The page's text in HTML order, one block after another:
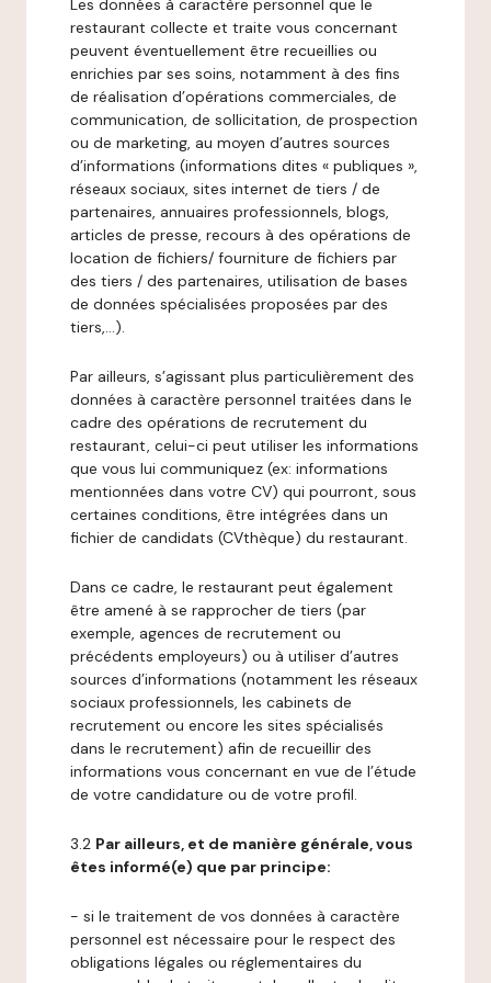
Les données à caractère personnel que le
restaurant collecte et traite vous concernant
peuvent éventuellement être recueillies ou
enrichies par ses soins, notamment à des fins
de réalisation d’opérations commerciales, de
communication, de sollicitation, de prospection
ou de marketing, au moyen d’autres sources
d’informations (informations dites « publiques »,
réseaux sociaux, sites internet de tiers / de
partenaires, annuaires professionnels, blogs,
articles de presse, recours à des opérations de
location de fichiers/ fourniture de fichiers par
des tiers / des partenaires, utilisation de bases
de données spécialisées proposées par des
tiers,…).
Par ailleurs, s’agissant plus particulièrement des
données à caractère personnel traitées dans le
cadre des opérations de recrutement du
restaurant, celui-ci peut utiliser les informations
que vous lui communiquez (ex: informations
mentionnées dans votre CV) qui pourront, sous
certaines conditions, être intégrées dans un
fichier de candidats (CVthèque) du restaurant.
Dans ce cadre, le restaurant peut également
être amené à se rapprocher de tiers (par
exemple, agences de recrutement ou
précédents employeurs) ou à utiliser d’autres
sources d’informations (notamment les réseaux
sociaux professionnels, les cabinets de
recrutement ou encore les sites spécialisés
dans le recrutement) afin de recueillir des
informations vous concernant en vue de l’étude
de votre candidature ou de votre profil.
3.2 Par ailleurs, et de manière générale, vous
êtes informé(e) que par principe:
- si le traitement de vos données à caractère
personnel est nécessaire pour le respect des
obligations légales ou réglementaires du